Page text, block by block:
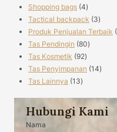
Shopping bags 44
produk
Tactical backpack 33
Produk Penjualan Terbaik
Tas Pendingin 8080
Tas Kosmetik 9292
produk
Tas Penyimpanan 1414
Tas Lainnya 1313
Hubungi Kami
Nama